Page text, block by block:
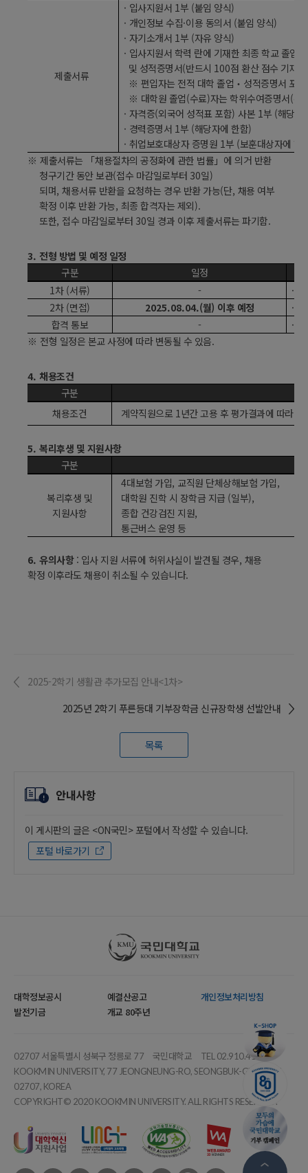
제출서류
· 입사지원서 1부 (붙임 양식)
· 개인정보 수집·이용 동의서 (붙임 양식)
· 자기소개서 1부 (자유 양식)
· 입사지원서 학력 란에 기재한 최종 학교 졸업
및 성적증명서(반드시 100점 환산 점수 기재
※ 편입자는 전적 대학 졸업 ‧ 성적증명서 포함
※ 대학원 졸업(수료)자는 학위수여증명서(
· 자격증(외국어 성적표 포함) 사본 1부 (해당자
· 경력증명서 1부 (해당자에 한함)
· 취업보호대상자 증명원 1부 (보훈대상자에 한
※ 제출서류는 「채용절차의 공정화에 관한 법률 」 에 의거 반환
청구기간 동안 보관(접수 마감일로부터 30일)
되며,채용서류 반환을 요청하는 경우 반환 가능(단, 채용 여부
확정 이후 반환 가능, 최종 합격자는 제외).
또한, 접수 마감일로부터 30일 경과 이후 제출서류는 파기함.
3. 전형 방법 및 예정 일정
구분
일정
1차 (서류) - ·
2차 (면접) 2025.08.04.(월) 이후 예정 · 1
합격 통보
- ·
※ 전형 일정은 본교 사정에 따라 변동될 수 있음.
4. 채용조건
구분
채용조건
계약직원으로 1 년간 고용 후 평가결과에 따라
5. 복리후생 및 지원사항
구분
복리후생 및
지원사항
4대보험 가입, 교직원 단체상해보험 가입,
대학원 진학 시 장학금 지급 (일부),
종합 건강검진 지원,
통근버스 운영 등
6. 유의사항: 입사 지원 서류에 허위사실이 발견될 경우, 채용
확정 이후라도 채용이 취소될 수 있습니다.
2025-2학기 생활관 추가모집 안내<1차>
2025년 2학기 푸른등대 기부장학금 신규장학생 선발안내
목록
안내사항
이 게시판의 글은 <ON국민> 포털에서 작성할 수 있습니다.
포털 바로가기
국민대학교
대학정보공시 예결산공고
개인정보처리방침
발전기금
개교 80주년
02707 서울특별시 성북구 정릉로 77 국민대학교
TEL 02.910.4114
KOOKMIN UNIVERSITY, 77 JEONGNEUNG-RO, SEONGBUK-GU, SEOUL,
02707, KOREA
COPYRIGHT© 2020 KOOKMIN UNIVERSITY. ALL RIGHTS RESERVED.